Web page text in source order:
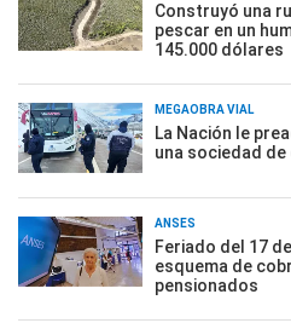
Construyó una
pescar en un
145.000 dólares
MEGAOBRA VIAL
La Nación le
una sociedad
ANSES
Feriado del 17
esquema de
pensionados